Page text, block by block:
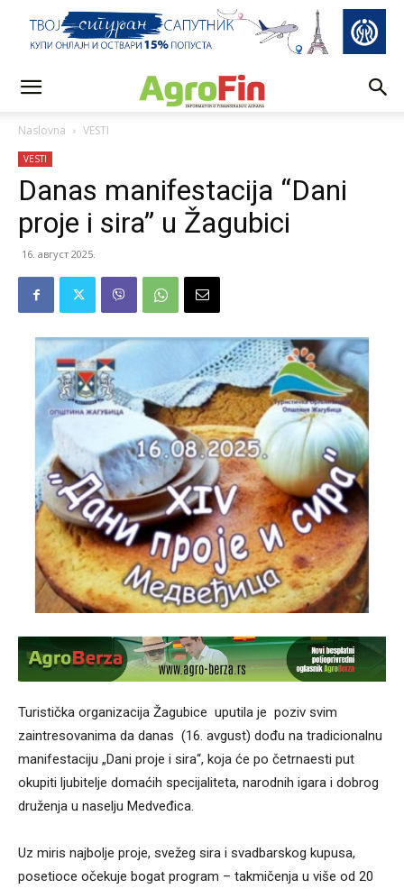
Naslovna VESTI
VESTI
Danas manifestacija “Dani
proje i sira” u Žagubici
16. август 2025.
Turistička organizacija Žagubice uputila je poziv svim
zaintresovanima da danas (16. avgust) dođu na tradicionalnu
manifestaciju „Dani proje i sira“, koja će po četrnaesti put
okupiti ljubitelje domaćih specijaliteta, narodnih igara i dobrog
druženja u naselju Medveđica.
Uz miris najbolje proje, svežeg sira i svadbarskog kupusa,
posetioce očekuje bogat program – takmičenja u više od 20